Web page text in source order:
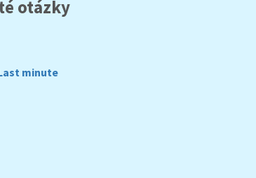
otázky
minute